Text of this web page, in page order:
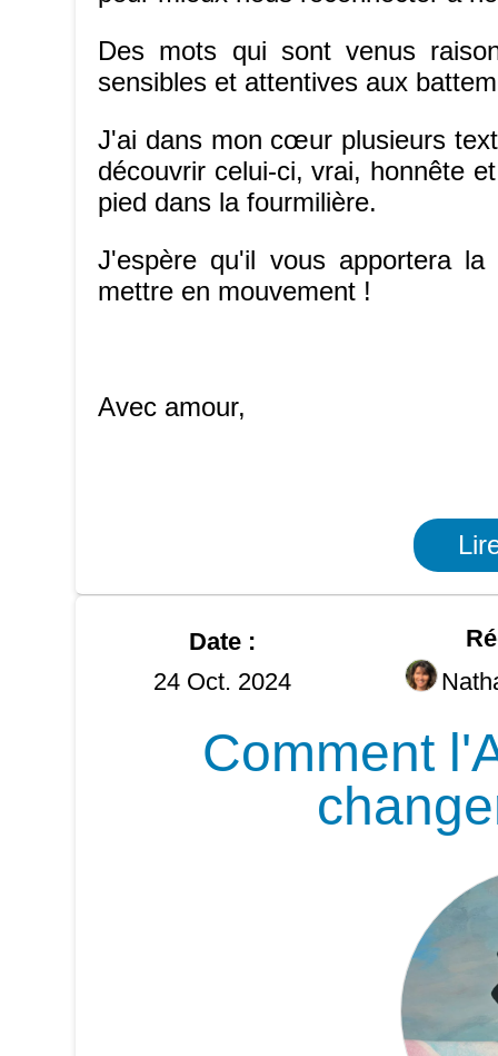
Des mots qui sont venus
sensibles et attentives aux
J'ai dans mon cœur plusieurs
découvrir celui-ci, vrai, honnête
pied dans la fourmilière.
J'espère qu'il vous apportera
mettre en mouvement !
Avec amour,
Date :
24 Oct. 2024
Comment